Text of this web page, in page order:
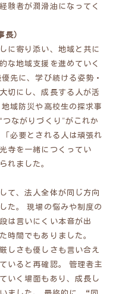
験者が潤滑油になってく
）
に寄り添い、地域と共に
な地域支援を進めていく
先に、学び続ける姿勢・
切にし、成長する人が活
域防災や高校生の探求事
ながりづくり”がこれか
必要とされる人は頑張れ
寺を一緒につくってい
れました。
て、法人全体が同じ方向
た。 現場の悩みや制度の
は言いにくい本音が出
時間でもありました。
しさも優しさも言い合え
いると再確認。 管理者主
いく場面もあり、成長し